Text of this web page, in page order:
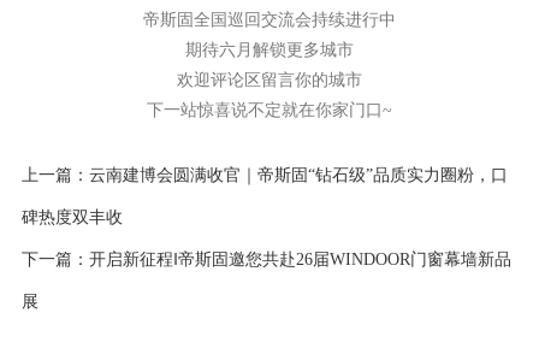
帝斯固全国巡回交流会持续进行中
期待六月解锁更多城市
欢迎评论区留言你的城市
下一站惊喜说不定就在你家门口~
上一篇：云南建博会圆满收官｜帝斯固“钻石级”品质实力圈粉，口
碑热度双丰收
下一篇：开启新征程‖帝斯固邀您共赴26届WINDOOR门窗幕墙新品
展